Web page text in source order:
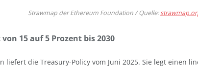
Strawmap der Ethereum Foundation / Quelle:
15 auf 5 Prozent bis 2030
liefert die Treasury-Policy vom Juni 2025. Sie legt einen